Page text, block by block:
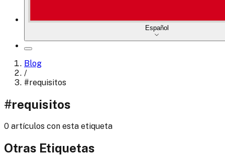
Español
Blog
/
#requisitos
#requisitos
0 artículos con esta etiqueta
Otras Etiquetas